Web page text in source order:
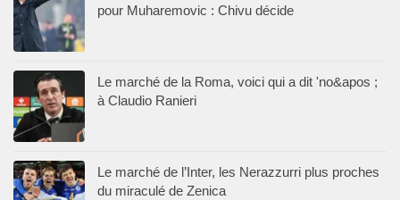
pour Muharemovic : Chivu décide
Le marché de la Roma, voici qui a dit 'no&apos ;
à Claudio Ranieri
Le marché de l’Inter, les Nerazzurri plus proches
du miraculé de Zenica